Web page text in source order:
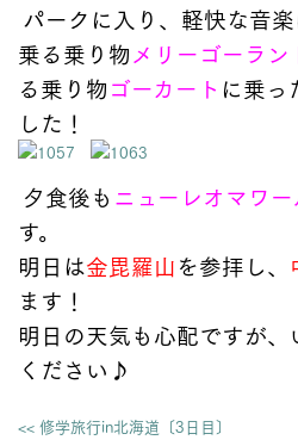
パークに入り、軽快な音
乗る乗り物メリーゴーラン
る乗り物ゴーカート に乗っ
した！
夕食後も ニューレオマワー
す。
明日は金毘羅山を参拝し、
ます！
明日の天気も心配ですが
ください♪
<< 修学旅行in北海道〔3日目〕